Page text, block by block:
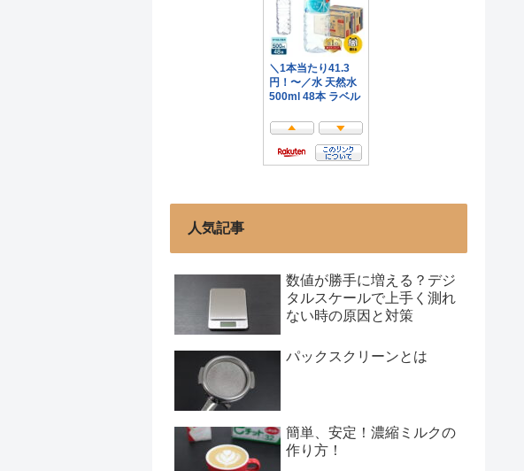
人気記事
数値が勝手に増える？デジ
タルスケールで上手く測れ
ない時の原因と対策
パックスクリーンとは
簡単、安定！濃縮ミルクの
作り方！